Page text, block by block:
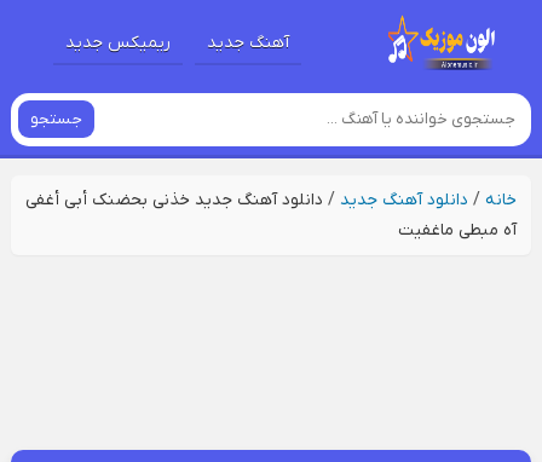
آهنگ جدید ریمیکس جدید
جستجو
خانه/ دانلود آهنگ جدید / دانلود آهنگ جدید خذنی بحضنک أبی أغفی
آه مبطی ماغفیت